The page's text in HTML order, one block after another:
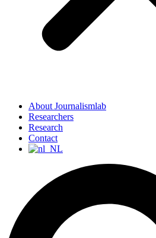
About Journalismlab
Researchers
Research
Contact